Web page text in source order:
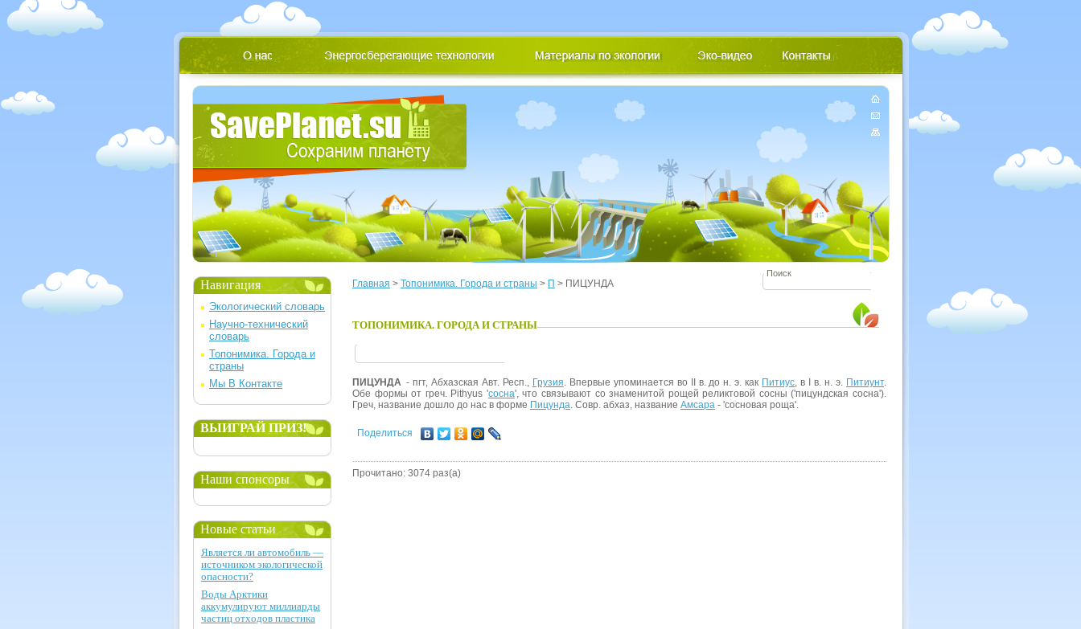
Главная > Топонимика. Города и страны > П > ПИЦУНДА
ТОПОНИМИКА. ГОРОДА И СТРАНЫ
ПИЦУНДА - пгт, Абхазская Авт. Респ., Грузия. Впервые упоминается во II в. до н. э. как Питиус, в I в. н. э. Питиунт.
Обе формы от греч. Pithyus 'сосна', что связывают со знаменитой рощей реликтовой сосны ('пицундская сосна').
Греч, название дошло до нас в форме Пицунда. Совр. абхаз, название Амсара - 'сосновая роща'.
Поделиться
Прочитано: 3074 раз(а)
Навигация
Экологический словарь
Научно-технический
словарь
Топонимика. Города и
страны
Мы В Контакте
ВЫИГРАЙ ПРИЗ!
Наши спонсоры
Новые статьи
Является ли автомобиль —
источником экологической
опасности?
Воды Арктики
аккумулируют миллиарды
частиц отходов пластика